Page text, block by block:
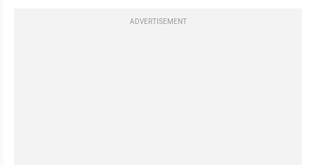
ADVERTISEMENT